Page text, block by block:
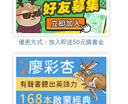
優惠方式： 加入即送50元購書金